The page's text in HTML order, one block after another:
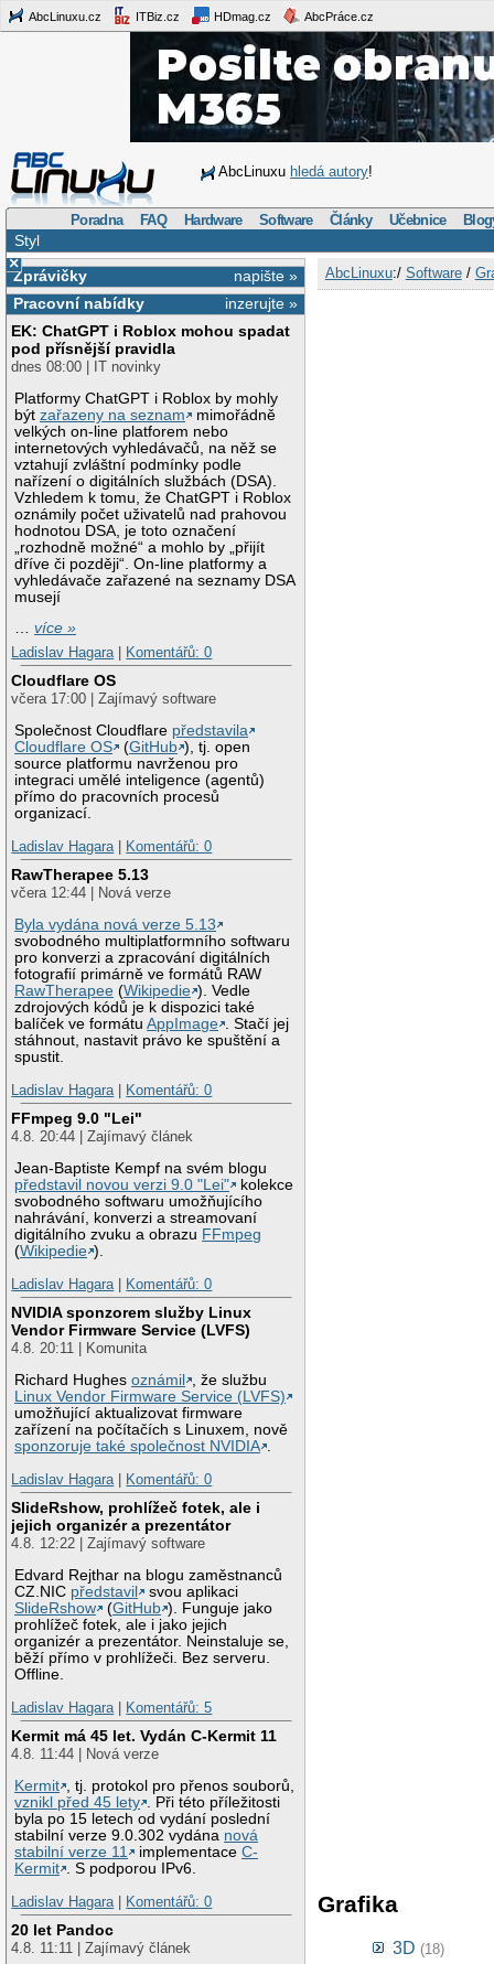
AbcLinuxu.cz ITBiz.cz HDmag.cz AbcPráce.cz
AbcLinuxu hledá autory!
Poradna FAQ Hardware Software Články Učebnice
Styl
×
napište »
Zprávičky
inzerujte »
Pracovní nabídky
EK: ChatGPT i Roblox mohou spadat
pod přísnější pravidla
dnes 08:00 | IT novinky
Platformy ChatGPT i Roblox by mohly
býtzařazeny na seznam
mimořádně
velkých on-line platforem nebo
internetových vyhledávačů, na něž se
vztahují zvláštní podmínky podle
nařízení o digitálních službách (DSA).
Vzhledem k tomu, že ChatGPT i Roblox
oznámily počet uživatelů nad prahovou
hodnotou DSA, je toto označení
„rozhodně možné“ a mohlo by „přijít
dříve či později“. On-line platformy a
vyhledávače zařazené na seznamy DSA
musejí
…více »
Ladislav Hagara
Komentářů: 0
Cloudflare OS
včera 17:00 | Zajímavý software
Společnost Cloudflare představila
Cloudflare OS
(GitHub ), tj. open
source platformu navrženou pro
integraci umělé inteligence (agentů)
přímo do pracovních procesů
organizací.
Ladislav Hagara
Komentářů: 0
RawTherapee 5.13
včera 12:44 | Nová verze
Byla vydána nová verze 5.13
svobodného multiplatformního softwaru
pro konverzi a zpracování digitálních
fotografií primárně ve formátů RAW
RawTherapee (Wikipedie ). Vedle
zdrojových kódů je k dispozici také
balíček ve formátuAppImage . Stačí jej
stáhnout, nastavit právo ke spuštění a
spustit.
Ladislav Hagara
Komentářů: 0
FFmpeg 9.0 "Lei"
4.8. 20:44 | Zajímavý článek
Jean-Baptiste Kempf na svém blogu
představil novou verzi 9.0 "Lei"
kolekce
svobodného softwaru umožňujícího
nahrávání, konverzi a streamovaní
digitálního zvuku a obrazu FFmpeg
(Wikipedie ).
Ladislav Hagara
Komentářů: 0
NVIDIA sponzorem služby Linux
Vendor Firmware Service (LVFS)
4.8. 20:11 | Komunita
Richard Hughesoznámil
, že službu
Linux Vendor Firmware Service (LVFS)
umožňující aktualizovat firmware
zařízení na počítačích s Linuxem, nově
sponzoruje také společnost NVIDIA .
Ladislav Hagara | Komentářů: 0
SlideRshow, prohlížeč fotek, ale i
jejich organizér a prezentátor
4.8. 12:22 | Zajímavý software
Edvard Rejthar na blogu zaměstnanců
CZ.NIC představil
svou aplikaci
SlideRshow
(GitHub ). Funguje jako
prohlížeč fotek, ale i jako jejich
organizér a prezentátor. Neinstaluje se,
běží přímo v prohlížeči. Bez serveru.
Offline.
Ladislav Hagara | Komentářů: 5
Kermit má 45 let. Vydán C-Kermit 11
4.8. 11:44 | Nová verze
Kermit , tj. protokol pro přenos souborů,
vznikl před 45 lety . Při této příležitosti
byla po 15 letech od vydání poslední
stabilní verze 9.0.302 vydána nová
stabilní verze 11
implementaceC-
Kermit . S podporou IPv6.
Ladislav Hagara | Komentářů: 0
20 let Pandoc
4.8. 11:11 | Zajímavý článek
AbcLinuxu:/ Software/
Grafika
3D (18)